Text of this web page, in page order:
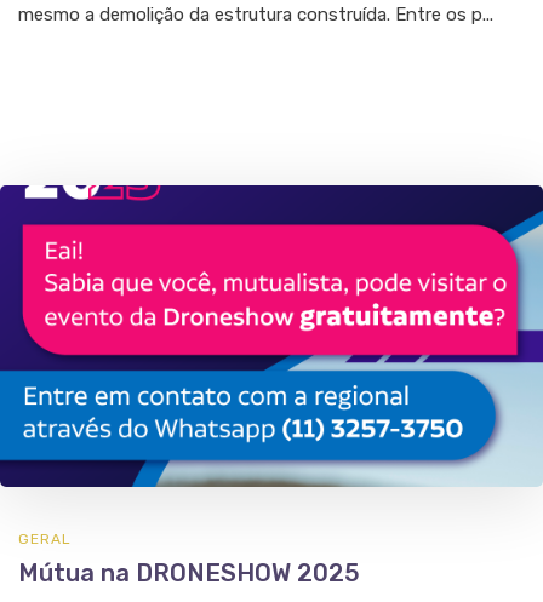
mesmo a demolição da estrutura construída. Entre os p...
GERAL
Mútua na DRONESHOW 2025